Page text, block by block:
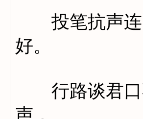
投笔抗声连
好。
行路谈君口
声，